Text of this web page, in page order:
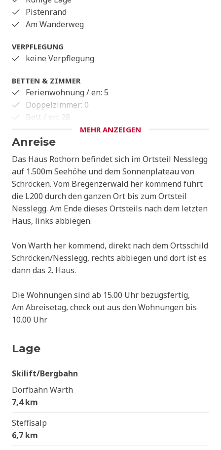
Pistenrand
Am Wanderweg
VERPFLEGUNG
keine Verpflegung
BETTEN & ZIMMER
Ferienwohnung / en: 5
Doppelzimmer: 0
Bett / en: 28
MEHR ANZEIGEN
Anreise
Das Haus Rothorn befindet sich im Ortsteil Nesslegg
auf 1.500m Seehöhe und dem Sonnenplateau von
Schröcken. Vom Bregenzerwald her kommend führt
die L200 durch den ganzen Ort bis zum Ortsteil
Nesslegg. Am Ende dieses Ortsteils nach dem letzten
Haus, links abbiegen.
Von Warth her kommend, direkt nach dem Ortsschild
Schröcken/Nesslegg, rechts abbiegen und dort ist es
dann das 2. Haus.
Die Wohnungen sind ab 15.00 Uhr bezugsfertig,
Am Abreisetag, check out aus den Wohnungen bis
10.00 Uhr
Lage
Skilift/Bergbahn
Dorfbahn Warth
7,4 km
Steffisalp
6,7 km